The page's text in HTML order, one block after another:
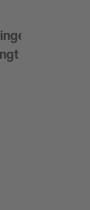
Ø 13 x 19
Stück